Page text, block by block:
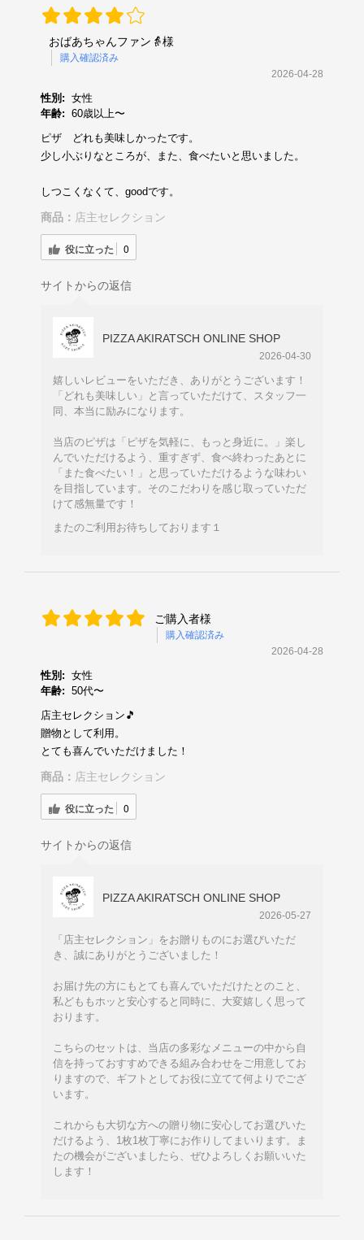
おばあちゃんファン👵様
購入確認済み
2026-04-28
性別: 女性
年齢: 60歳以上〜
ピザ どれも美味しかったです。
少し小ぶりなところが、また、食べたいと思いました。
しつこくなくて、goodです。
商品： 店主セレクション
役に立った 0
サイトからの返信
PIZZA AKIRATSCH ONLINE SHOP
2026-04-30
嬉しいレビューをいただき、ありがとうございます！
「どれも美味しい」と言っていただけて、スタッフ一
同、本当に励みになります。
当店のピザは「ピザを気軽に、もっと身近に。」楽し
んでいただけるよう、重すぎず、食べ終わったあとに
「また食べたい！」と思っていただけるような味わい
を目指しています。そのこだわりを感じ取っていただ
けて感無量です！
またのご利用お待ちしております１
ご購入者様
購入確認済み
2026-04-28
性別: 女性
年齢: 50代〜
店主セレクション🎵
贈物として利用。
とても喜んでいただけました！
商品： 店主セレクション
役に立った 0
サイトからの返信
PIZZA AKIRATSCH ONLINE SHOP
2026-05-27
「店主セレクション」をお贈りものにお選びいただ
き、誠にありがとうございました！
お届け先の方にもとても喜んでいただけたとのこと、
私どももホッと安心すると同時に、大変嬉しく思って
おります。
こちらのセットは、当店の多彩なメニューの中から自
信を持っておすすめできる組み合わせをご用意してお
りますので、ギフトとしてお役に立てて何よりでござ
います。
これからも大切な方への贈り物に安心してお選びいた
だけるよう、1枚1枚丁寧にお作りしてまいります。ま
たの機会がございましたら、ぜひよろしくお願いいた
します！